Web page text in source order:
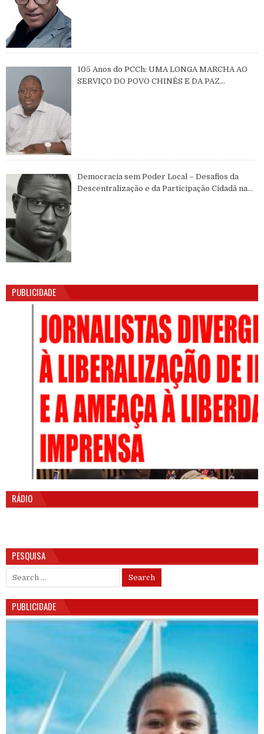
105 Anos do PCCh: UMA LONGA MARCHA AO
SERVIÇO DO POVO CHINÊS E DA PAZ
Democracia sem Poder Local – Desafios da
Descentralização e da Participação Cidadã na
PUBLICIDADE
RÁDIO
PESQUISA
Search for:
PUBLICIDADE